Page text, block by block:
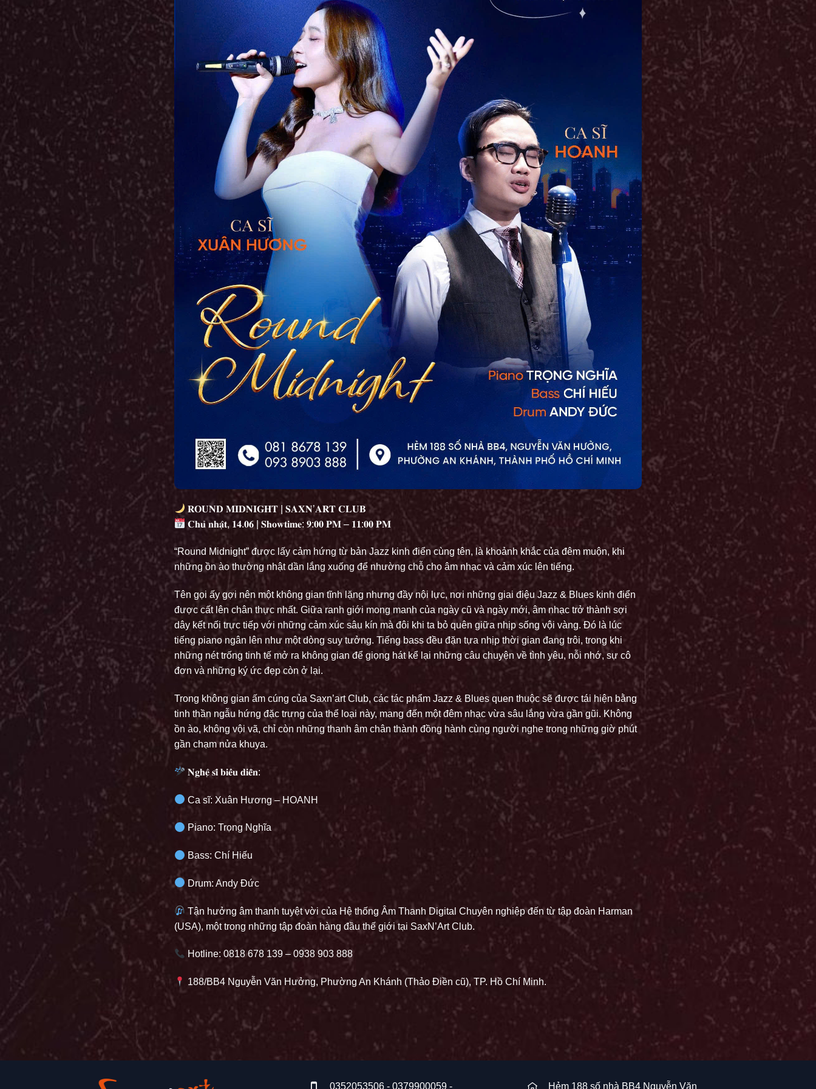
𝐑𝐎𝐔𝐍𝐃 𝐌𝐈𝐃𝐍𝐈𝐆𝐇𝐓 | 𝐒𝐀𝐗𝐍’𝐀𝐑𝐓 𝐂𝐋𝐔𝐁
𝐂𝐡𝐮̉ 𝐧𝐡𝐚̣̂𝐭, 𝟏𝟒.𝟎𝟔 | 𝐒𝐡𝐨𝐰𝐭𝐢𝐦𝐞: 𝟗:𝟎𝟎 𝐏𝐌 – 𝟏𝟏:𝟎𝟎 𝐏𝐌
“Round Midnight” được lấy cảm hứng từ bản Jazz kinh điển cùng tên, là khoảnh khắc của đêm muộn, khi
những ồn ào thường nhật dần lắng xuống để nhường chỗ cho âm nhạc và cảm xúc lên tiếng.
Tên gọi ấy gợi nên một không gian tĩnh lặng nhưng đầy nội lực, nơi những giai điệu Jazz & Blues kinh điển
được cất lên chân thực nhất. Giữa ranh giới mong manh của ngày cũ và ngày mới, âm nhạc trở thành sợi
dây kết nối trực tiếp với những cảm xúc sâu kín mà đôi khi ta bỏ quên giữa nhịp sống vội vàng. Đó là lúc
tiếng piano ngân lên như một dòng suy tưởng. Tiếng bass đều đặn tựa nhịp thời gian đang trôi, trong khi
những nét trống tinh tế mở ra không gian để giọng hát kể lại những câu chuyện về tình yêu, nỗi nhớ, sự cô
đơn và những ký ức đẹp còn ở lại.
Trong không gian ấm cúng của Saxn’art Club, các tác phẩm Jazz & Blues quen thuộc sẽ được tái hiện bằng
tinh thần ngẫu hứng đặc trưng của thể loại này, mang đến một đêm nhạc vừa sâu lắng vừa gần gũi. Không
ồn ào, không vội vã, chỉ còn những thanh âm chân thành đồng hành cùng người nghe trong những giờ phút
gần chạm nửa khuya.
𝐍𝐠𝐡𝐞̣̂ 𝐬𝐢̃ 𝐛𝐢𝐞̂̉𝐮 𝐝𝐢𝐞̂̃𝐧:
Ca sĩ: Xuân Hương – HOANH
Piano: Trọng Nghĩa
Bass: Chí Hiếu
Drum: Andy Đức
Tận hưởng âm thanh tuyệt vời của Hệ thống Âm Thanh Digital Chuyên nghiệp đến từ tập đoàn Harman
(USA), một trong những tập đoàn hàng đầu thế giới tại SaxN’Art Club.
Hotline: 0818 678 139 – 0938 903 888
188/BB4 Nguyễn Văn Hưởng, Phường An Khánh (Thảo Điền cũ), TP. Hồ Chí Minh.
0352053506 - 0379900059 - Hẻm 188 số nhà BB4 Nguyễn Văn